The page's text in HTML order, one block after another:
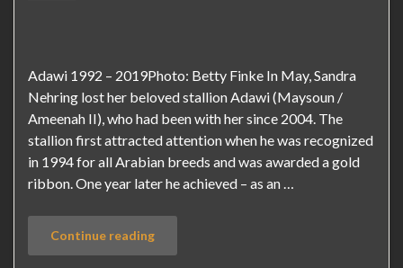
Adawi 1992 – 2019Photo: Betty Finke In May, Sandra
Nehring lost her beloved stallion Adawi (Maysoun /
Ameenah II), who had been with her since 2004. The
stallion first attracted attention when he was recognized
in 1994 for all Arabian breeds and was awarded a gold
ribbon. One year later he achieved – as an …
Continue reading